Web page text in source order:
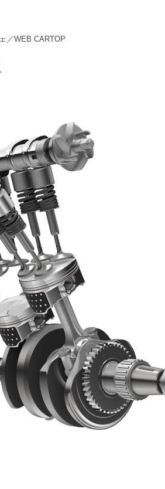
／WEB CARTOP